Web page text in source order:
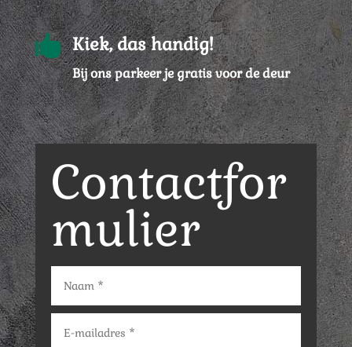
 Kiek, das handig!
Bij ons parkeer je gratis voor de deur
Contactfor
mulier